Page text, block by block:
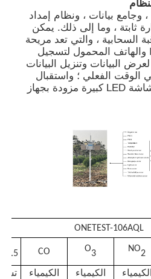
بيانات ، ونظام إمداد
ثابتة ، وما إلى ذلك. يمكن
السحابية ، والتي تعد مريحة
لاستخدام الكمبيوتر و Ipad والهاتف المحمول لتسجيل
البيانات وتنزيل البيانات
الوقت الفعلي ؛ واستقبال
وعرض البيانات من خلال شاشة LED كبيرة مزودة بجهاز
ONETEST-106AQL
NO
2
O
3
CO
2.5
الكيمياء
الكيمياء
الكيمياء